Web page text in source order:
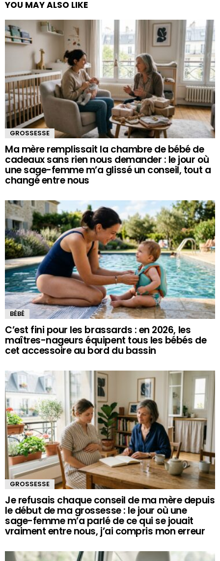
YOU MAY ALSO LIKE
GROSSESSE
Ma mère remplissait la chambre de bébé de
cadeaux sans rien nous demander : le jour où
une sage-femme m’a glissé un conseil, tout a
changé entre nous
BÉBÉ
C’est fini pour les brassards : en 2026, les
maîtres-nageurs équipent tous les bébés de
cet accessoire au bord du bassin
GROSSESSE
Je refusais chaque conseil de ma mère depuis
le début de ma grossesse : le jour où une
sage-femme m’a parlé de ce qui se jouait
vraiment entre nous, j’ai compris mon erreur